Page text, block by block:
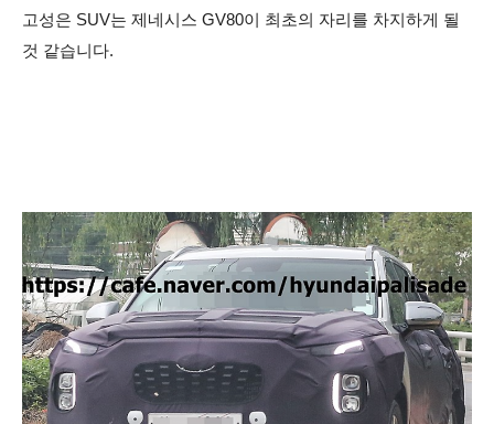
고성은 SUV는 제네시스 GV80이 최초의 자리를 차지하게 될
것 같습니다.